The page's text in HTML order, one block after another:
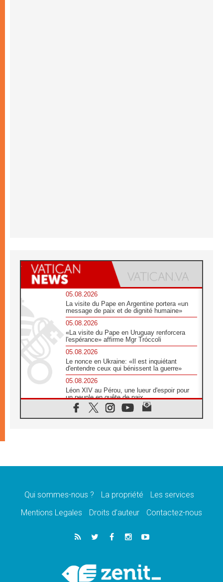
05.08.2026
La visite du Pape en Argentine portera «un
message de paix et de dignité humaine»
05.08.2026
«La visite du Pape en Uruguay renforcera
l'espérance» affirme Mgr Tróccoli
05.08.2026
Le nonce en Ukraine: «Il est inquiétant
d'entendre ceux qui bénissent la guerre»
05.08.2026
Léon XIV au Pérou, une lueur d'espoir pour
un peuple en quête de paix
05.08.2026
SCEAM: L'Église en Afrique vers
en Argentine et au Pérou
Audience générale: la prière est un acte
04.08.2026
Léon XIV invite les Chevaliers de Colomb à
Au Nigéria, attaques d'église, meurtre et
enlèvements de religieux suscitent l'émotion
Qui sommes-nous ? La propriété
Les services
Mentions Legales
Droits d’auteur Contactez-nous